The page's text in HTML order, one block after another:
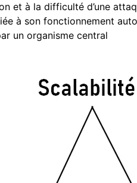
et à la difficulté d’une
à son fonctionnement
un organisme central